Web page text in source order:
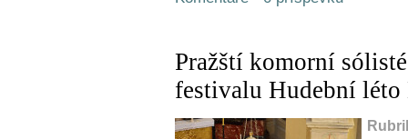
Pražští komorní
festivalu Hudební léto